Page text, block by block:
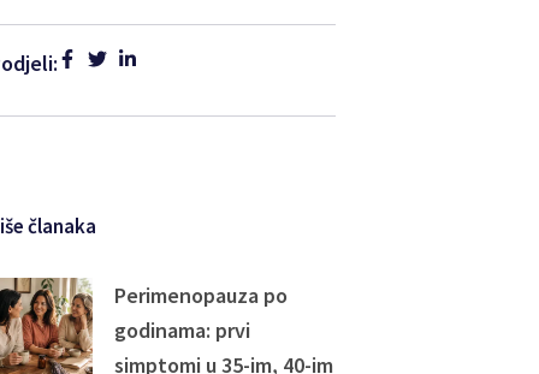
članaka
Perimenopauza po
godinama: prvi
simptomi u 35-im, 40-im